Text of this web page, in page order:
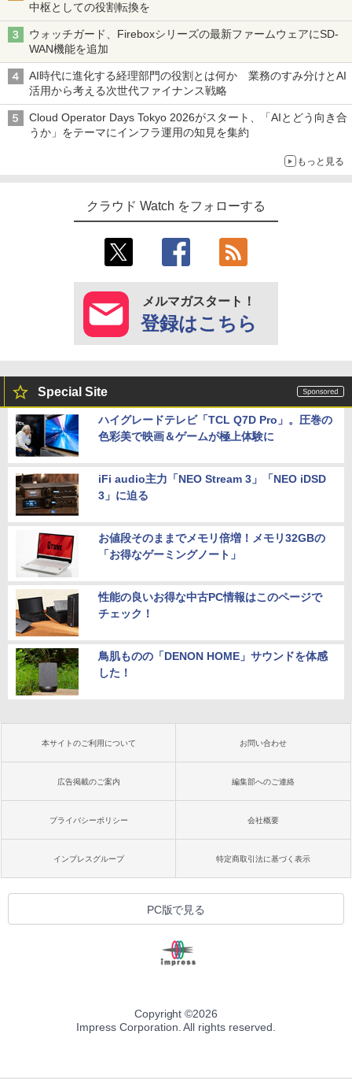
中枢としての役割転換を
ウォッチガード、Fireboxシリーズの最新ファームウェアにSD-
WAN機能を追加
AI時代に進化する経理部門の役割とは何か 業務のすみ分けとAI
活用から考える次世代ファイナンス戦略
Cloud Operator Days Tokyo 2026がスタート、「AIとどう向き合
うか」をテーマにインフラ運用の知見を集約
もっと見る
クラウド Watch をフォローする
メルマガスタート！
登録はこちら
Special Site
ハイグレードテレビ「TCL Q7D Pro」。圧巻の
色彩美で映画＆ゲームが極上体験に
iFi audio主力「NEO Stream 3」「NEO iDSD
3」に迫る
お値段そのままでメモリ倍増！メモリ32GBの
「お得なゲーミングノート」
性能の良いお得な中古PC情報はこのページで
チェック！
鳥肌ものの「DENON HOME」サウンドを体感
した！
本サイトのご利用について お問い合わせ
広告掲載のご案内 編集部へのご連絡
プライバシーポリシー 会社概要
インプレスグループ 特定商取引法に基づく表示
PC版で見る
Copyright ©2026
Impress Corporation. All rights reserved.